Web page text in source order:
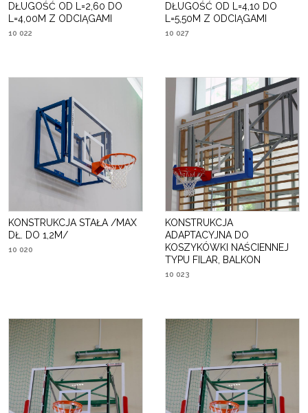
DŁUGOŚĆ OD L=2,60 DO
L=4,00M Z ODCIĄGAMI
10 022
DŁUGOŚĆ OD L=4,10 DO
L=5,50M Z ODCIĄGAMI
10 027
KONSTRUKCJA STAŁA /MAX
DŁ. DO 1,2M/
10 020
KONSTRUKCJA
ADAPTACYJNA DO
KOSZYKÓWKI NAŚCIENNEJ
TYPU FILAR, BALKON
10 023